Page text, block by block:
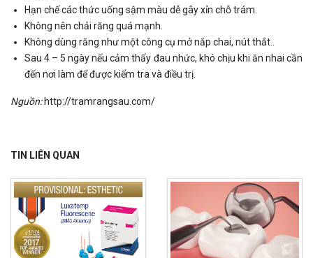
Hạn chế các thức uống sậm màu dễ gây xỉn chỗ trám.
Không nên chải răng quá mạnh.
Không dùng răng như một công cụ mở nắp chai, nút thắt..
Sau 4 – 5 ngày nếu cảm thấy đau nhức, khó chịu khi ăn nhai cần
đến nơi làm để được kiểm tra và điều trị.
Nguồn:http://tramrangsau.com/
TIN LIÊN QUAN